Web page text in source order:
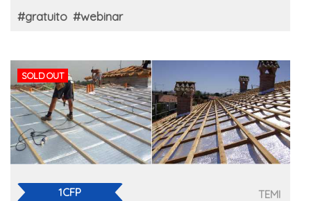
#gratuito #webinar
SOLD OUT
1CFP TEMI